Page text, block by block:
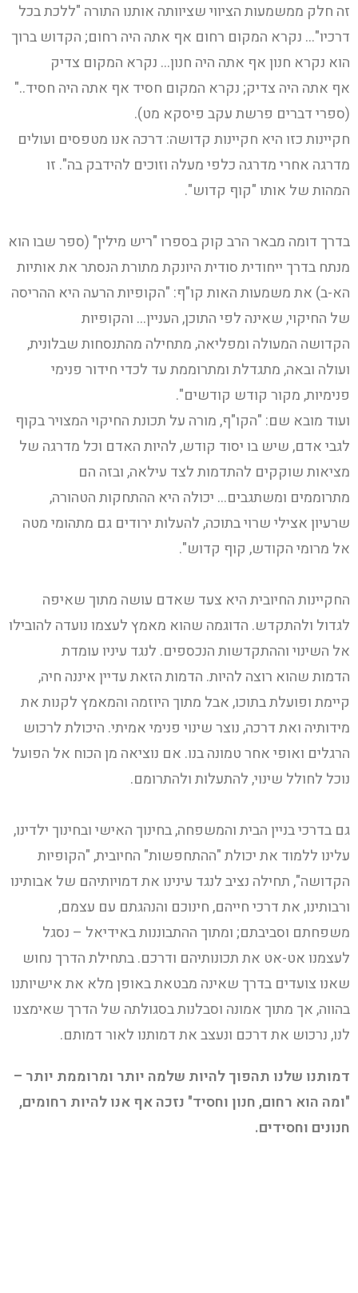
זה חלק ממשמעות הציווי שציוותה אותנו התורה "ללכת בכל
דרכיו"… נקרא המקום רחום אף אתה היה רחום; הקדוש ברוך
הוא נקרא חנון אף אתה היה חנון… נקרא המקום צדיק
אף אתה היה צדיק; נקרא המקום חסיד אף אתה היה חסיד.."
(ספרי דברים פרשת עקב פיסקא מט).
חקיינות כזו היא חקיינות קדושה: דרכה אנו מטפסים ועולים
מדרגה אחרי מדרגה כלפי מעלה וזוכים להידבק בה". זו
המהות של אותו "קוף קדוש".
בדרך דומה מבאר הרב קוק בספרו "ריש מילין" (ספר שבו הוא
מנתח בדרך ייחודית סודית היונקת מתורת הנסתר את אותיות
הא-ב) את משמעות האות קו"ף: "הקופיות הרעה היא ההריסה
של החיקוי, שאינה לפי התוכן, העניין… והקופיות
הקדושה המעולה ומפליאה, מתחילה מהתנסחות שבלונית,
ועולה ובאה, מתגדלת ומתרוממת עד לכדי חידור פנימי
פנימיות, מקור קודש קודשים".
ועוד מובא שם: "הקו"ף, מורה על תכונת החיקוי המצויר בקוף
לגבי אדם, שיש בו יסוד קודש, להיות האדם וכל מדרגה של
מציאות שוקקים להתדמות לצד עילאה, ובזה הם
מתרוממים ומשתגבים… יכולה היא ההתחקות הטהורה,
שרעיון אצילי שרוי בתוכה, להעלות ירודים גם מתהומי מטה
אל מרומי הקודש, קוף קדוש".
החקיינות החיובית היא צעד שאדם עושה מתוך שאיפה
לגדול ולהתקדש. הדוגמה שהוא מאמץ לעצמו נועדה להובילו
אל השינוי וההתקדשות הנכספים. לנגד עיניו עומדת
הדמות שהוא רוצה להיות. הדמות הזאת עדיין איננה חיה,
קיימת ופועלת בתוכו, אבל מתוך היוזמה והמאמץ לקנות את
מידותיה ואת דרכה, נוצר שינוי פנימי אמיתי. היכולת לרכוש
הרגלים ואופי אחר טמונה בנו. אם נוציאה מן הכוח אל הפועל
נוכל לחולל שינוי, להתעלות ולהתרומם.
גם בדרכי בניין הבית והמשפחה, בחינוך האישי ובחינוך ילדינו,
עלינו ללמוד את יכולת "ההתחפשות" החיובית, "הקופיות
הקדושה", תחילה נציב לנגד עינינו את דמויותיהם של אבותינו
ורבותינו, את דרכי חייהם, חינוכם והנהגתם עם עצמם,
משפחתם וסביבתם; ומתוך ההתבוננות באידיאל – נסגל
לעצמנו אט-אט את תכונותיהם ודרכם. בתחילת הדרך נחוש
שאנו צועדים בדרך שאינה מבטאת באופן מלא את אישיותנו
בהווה, אך מתוך אמונה וסבלנות בסגולתה של הדרך שאימצנו
לנו, נרכוש את דרכם ונעצב את דמותנו לאור דמותם.
דמותנו שלנו תהפוך להיות שלמה יותר ומרוממת יותר –
"ומה הוא רחום, חנון וחסיד" נזכה אף אנו להיות רחומים,
חנונים וחסידים.